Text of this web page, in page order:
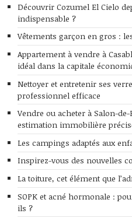
Découvrir Cozumel El Cielo
indispensable ?
Vêtements garçon en gros :
Appartement à vendre à
idéal dans la capitale
Nettoyer et entretenir ses
professionnel efficace
Vendre ou acheter à Salon-
estimation immobilière
Les campings adaptés aux
Inspirez-vous des nouvelles
La toiture, cet élément que
SOPK et acné hormonale :
ils ?